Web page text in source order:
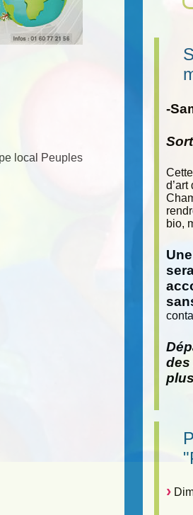
-
bio,
des
local Peuples